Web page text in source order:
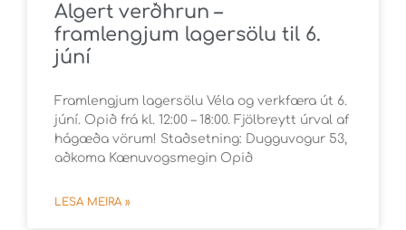
Algert verðhrun –
framlengjum lagersölu til 6.
júní
Framlengjum lagersölu Véla og verkfæra út 6.
júní. Opið frá kl. 12:00 – 18:00. Fjölbreytt úrval af
hágæða vörum! Staðsetning: Dugguvogur 53,
aðkoma Kænuvogsmegin Opið
LESA MEIRA »